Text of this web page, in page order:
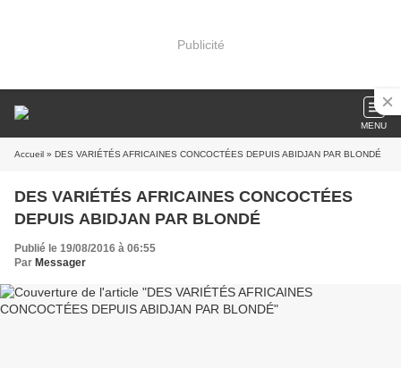
Publicité
MENU
Accueil » DES VARIÉTÉS AFRICAINES CONCOCTÉES DEPUIS ABIDJAN PAR BLONDÉ
DES VARIÉTÉS AFRICAINES CONCOCTÉES
DEPUIS ABIDJAN PAR BLONDÉ
Publié le 19/08/2016 à 06:55
Par Messager